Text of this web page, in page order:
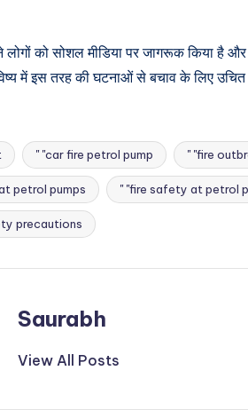
लोगों को सोशल मीडिया पर जागरूक किया है
में इस तरह की घटनाओं से बचाव के लिए उचित
" "car fire petrol pump " "fire
petrol pumps " "fire safety at petrol
precautions
Saurabh
View All Posts